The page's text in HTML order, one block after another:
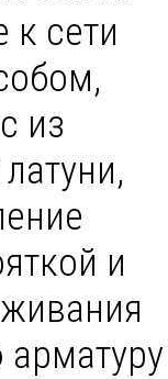
к сети
из
и